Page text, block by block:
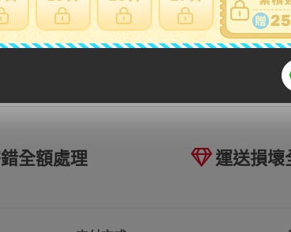
1~4件 / 4件 1 跳
全額處理 運送損壞